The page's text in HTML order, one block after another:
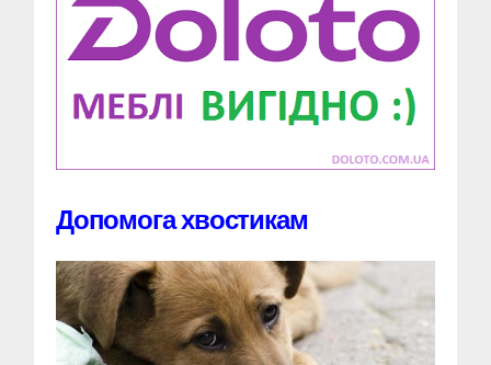
Допомога хвостикам